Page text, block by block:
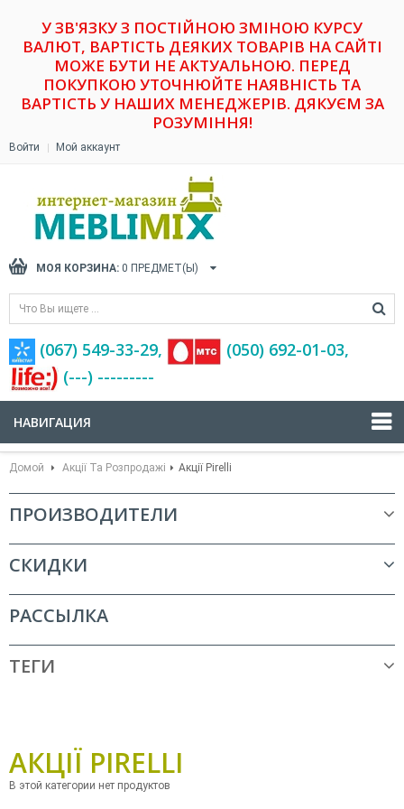
У ЗВ'ЯЗКУ З ПОСТІЙНОЮ ЗМІНОЮ КУРСУ
ВАЛЮТ, ВАРТІСТЬ ДЕЯКИХ ТОВАРІВ НА САЙТІ
МОЖЕ БУТИ НЕ АКТУАЛЬНОЮ. ПЕРЕД
ПОКУПКОЮ УТОЧНЮЙТЕ НАЯВНІСТЬ ТА
ВАРТІСТЬ У НАШИХ МЕНЕДЖЕРІВ. ДЯКУЄМ ЗА
РОЗУМІННЯ!
Войти Мой аккаунт
МОЯ КОРЗИНА: 0 ПРЕДМЕТ(Ы)
(067) 549-33-29,
(‎050) 692-01-03,
(---) ---------
НАВИГАЦИЯ
Домой Акції Та Розпродажі Акції Pirelli
ПРОИЗВОДИТЕЛИ
СКИДКИ
РАССЫЛКА
ТЕГИ
АКЦІЇ PIRELLI
В этой категории нет продуктов